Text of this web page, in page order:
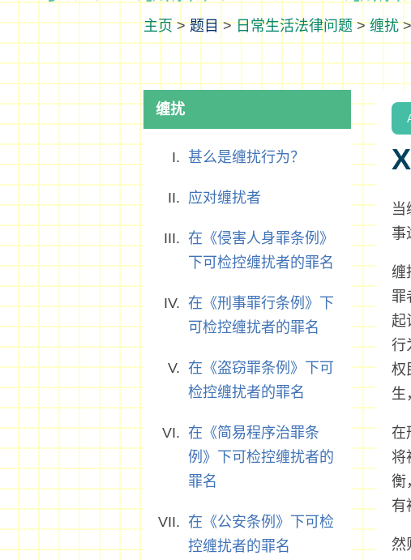
>题目>日常生活法律问题>缠扰
当
事
缠
罪
起
行
权
生
在
将
衡
有
然
缠扰
甚么是缠扰行为？
应对缠扰者
在《侵害人身罪条例》
下可检控缠扰者的罪名
在《刑事罪行条例》下
可检控缠扰者的罪名
在《盗窃罪条例》下可
检控缠扰者的罪名
在《简易程序治罪条
例》下可检控缠扰者的
罪名
在《公安条例》下可检
控缠扰者的罪名